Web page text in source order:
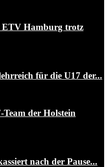
ETV Hamburg trotz
für die U17 der...
Team der Holstein
nach der Pause...